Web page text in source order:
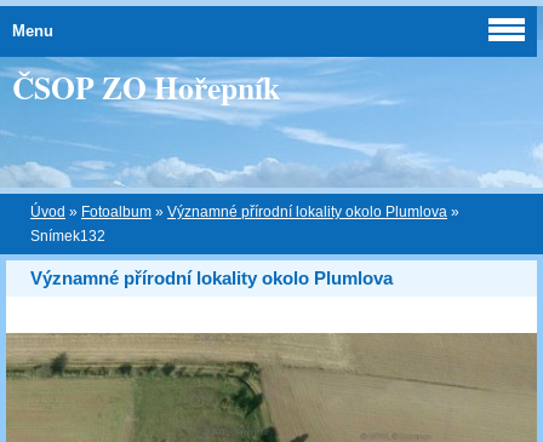
ČSOP ZO Hořepník
Úvod » Fotoalbum » Významné přírodní lokality okolo Plumlova »
Snímek132
Významné přírodní lokality okolo Plumlova
Menu